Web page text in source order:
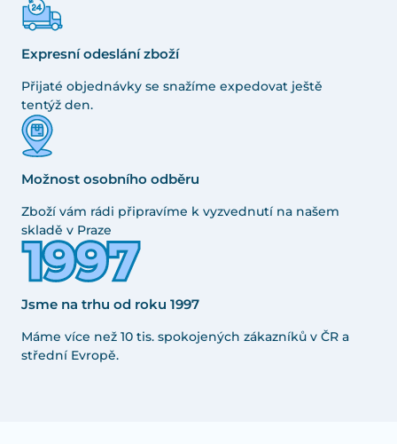
Expresní odeslání zboží
Přijaté objednávky se snažíme expedovat ještě
tentýž den.
Možnost osobního odběru
Zboží vám rádi připravíme k vyzvednutí na našem
skladě v Praze
Jsme na trhu od roku 1997
Máme více než 10 tis. spokojených zákazníků v ČR a
střední Evropě.